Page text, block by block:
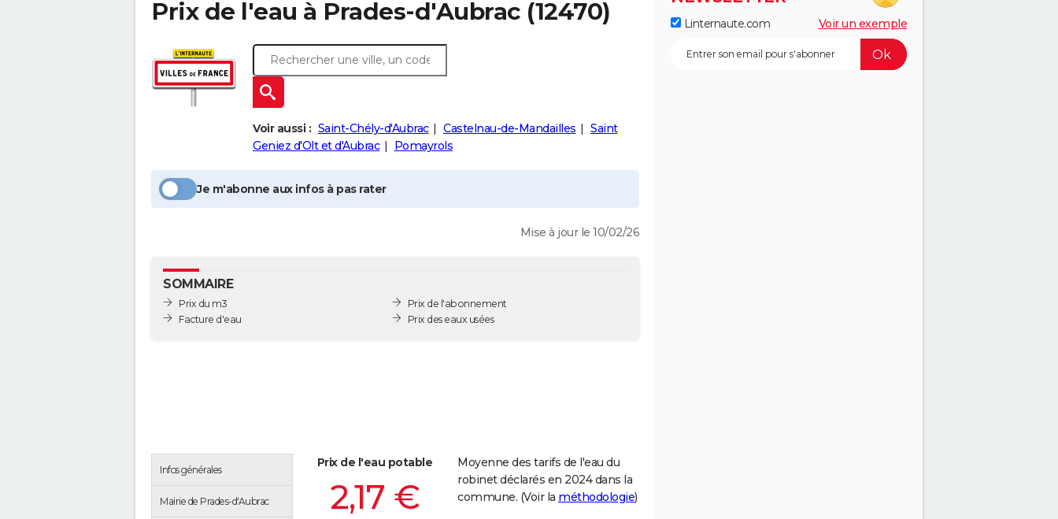
Prix de l'eau à Prades-d'Aubrac (12470)
Voir aussi : Saint-Chély-d'Aubrac Castelnau-de-Mandailles
Saint
Geniez d'Olt et d'Aubrac
Pomayrols
Je m'abonne aux infos à pas rater
Mise à jour le 10/02/26
SOMMAIRE
Prix du m3
Facture d'eau
Prix de l'abonnement
Prix des eaux usées
Infos générales
Mairie de Prades-d'Aubrac
Prix de l'eau potable
2,17 €
Moyenne des tarifs de l'eau du
robinet déclarés en 2024 dans la
commune. (Voir la méthodologie)
Linternaute.com Voir un exemple